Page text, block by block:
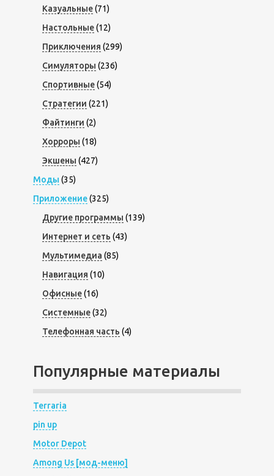
Казуальные(71)
Настольные(12)
Приключения (299)
Симуляторы (236)
Спортивные(54)
Стратегии (221)
Файтинги (2)
Хорроры (18)
Экшены (427)
Моды (35)
Приложение(325)
Другие программы (139)
Интернет и сеть (43)
Мультимедиа (85)
Навигация (10)
Офисные(16)
Системные(32)
Телефонная часть (4)
Популярные материалы
Terraria
pin up
Motor Depot
Among Us [мод-меню]